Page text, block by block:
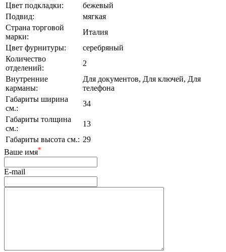
Цвет подкладки:
бежевый
Подвид:
мягкая
Страна торговой
марки:
Италия
Цвет фурнитуры:
серебряный
Количество
отделений:
2
Внутренние
карманы:
Для документов, Для ключей, Для
телефона
Габариты ширина
см.:
34
Габариты толщина
см.:
13
Габариты высота см.: 29
Ваше имя*
E-mail